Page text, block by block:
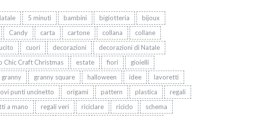
5 minuti bambini bigiotteria
bijoux
Candy carta cartone collana
collane
cuori decorazioni
decorazioni di Natale
Chic Craft Christmas estate fiori
gioielli
granny granny square halloween idee
lavoretti
punti uncinetto origami pattern plastica
regali
a mano
regali veri riciclare riciclo
schema